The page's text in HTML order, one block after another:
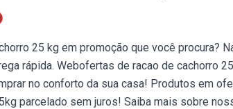
25 kg em promoção que você procura?
rápida. Webofertas de racao de cachorro
no conforto da sua casa! Produtos em
parcelado sem juros! Saiba mais sobre